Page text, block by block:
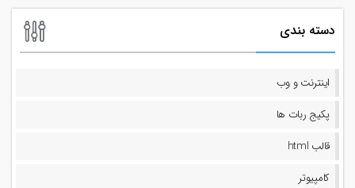
دسته بندی
اینترنت و وب
پکیج ربات ها
قالب html
کامپیوتر